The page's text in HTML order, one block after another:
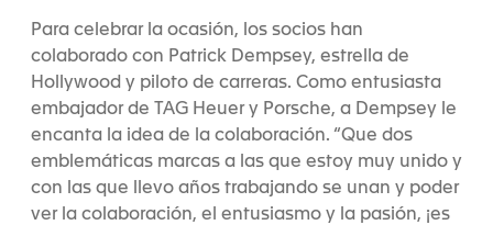
Para celebrar la ocasión, los socios han
colaborado con Patrick Dempsey, estrella de
Hollywood y piloto de carreras. Como entusiasta
embajador de TAG Heuer y Porsche, a Dempsey le
encanta la idea de la colaboración. “Que dos
emblemáticas marcas a las que estoy muy unido y
con las que llevo años trabajando se unan y poder
ver la colaboración, el entusiasmo y la pasión, ¡es